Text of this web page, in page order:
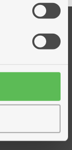
met andere